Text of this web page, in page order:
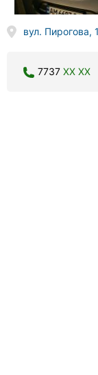
вул. Пирогова,
7737 XX XX